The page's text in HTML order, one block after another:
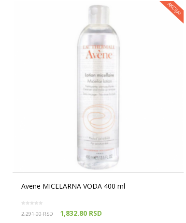
AKCIJA!
Avene MICELARNA VODA 400 ml
2,291.00RSD 1,832.80 RSD